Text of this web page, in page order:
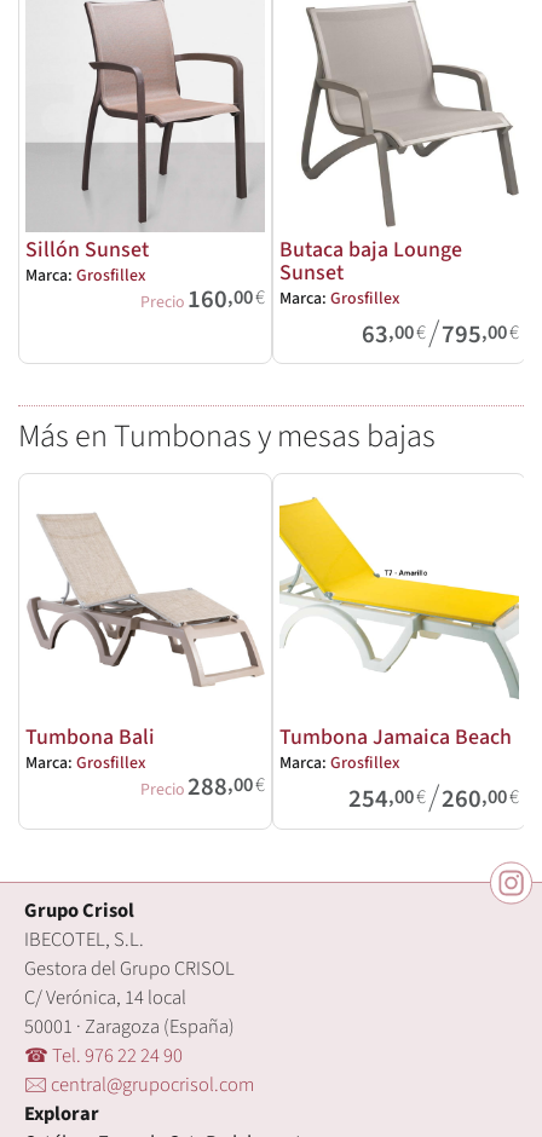
Sillón Sunset
Marca: Grosfillex
Precio 160,00€
Butaca baja Lounge
Sunset
Marca: Grosfillex
63,00€/795,00€
Más en Tumbonas y mesas bajas
Tumbona Bali
Marca: Grosfillex
Precio288,00€
Tumbona Jamaica Beach
Marca: Grosfillex
254,00€/260,00€
Grupo Crisol
IBECOTEL, S.L.
Gestora del Grupo CRISOL
C/ Verónica, 14 local
50001 · Zaragoza (España)
☎ Tel. 976 22 24 90
🖂 central@grupocrisol.com
Explorar